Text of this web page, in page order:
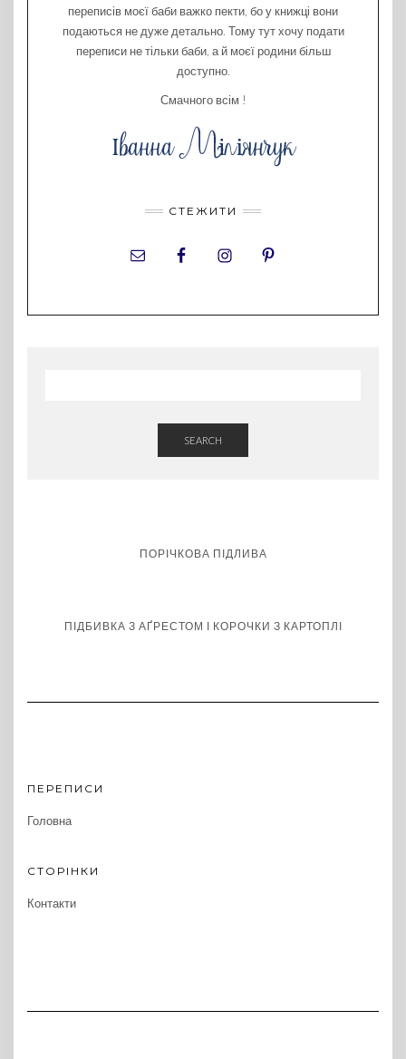
переписів моєї баби важко пекти, бо у книжці вони
подаються не дуже детально. Тому тут хочу подати
переписи не тільки баби, а й моєї родини більш
доступно.
Смачного всім !
СТЕЖИТИ
SEARCH
ПОРІЧКОВА ПІДЛИВА
ПІДБИВКА З АҐРЕСТОМ І КОРОЧКИ З КАРТОПЛІ
ПЕРЕПИСИ
Головна
СТОРІНКИ
Контакти